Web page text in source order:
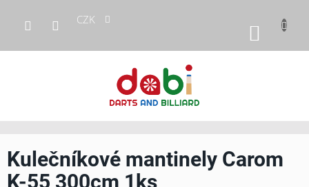
obsah
CZK
KOŠÍK
Kulečníkové mantinely Carom
K-55 300cm 1ks